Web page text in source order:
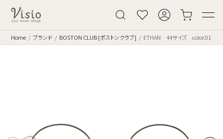
Home ブランド BOSTON CLUB [ボストンクラブ] ETHAN 44サイズ color.01